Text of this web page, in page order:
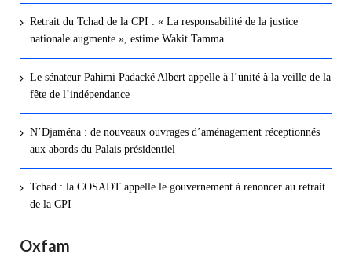
Retrait du Tchad de la CPI : « La responsabilité de la justice
nationale augmente », estime Wakit Tamma
Le sénateur Pahimi Padacké Albert appelle à l’unité à la veille de la
fête de l’indépendance
N’Djaména : de nouveaux ouvrages d’aménagement réceptionnés
aux abords du Palais présidentiel
Tchad : la COSADT appelle le gouvernement à renoncer au retrait
de la CPI
Oxfam